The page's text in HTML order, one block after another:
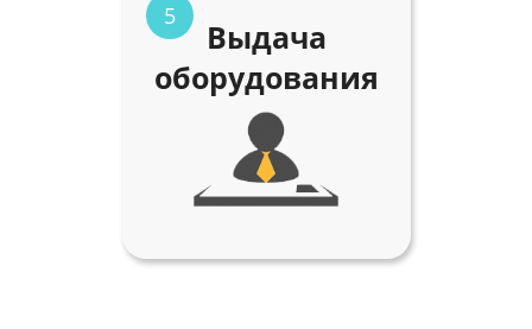
5
Выдача
оборудования